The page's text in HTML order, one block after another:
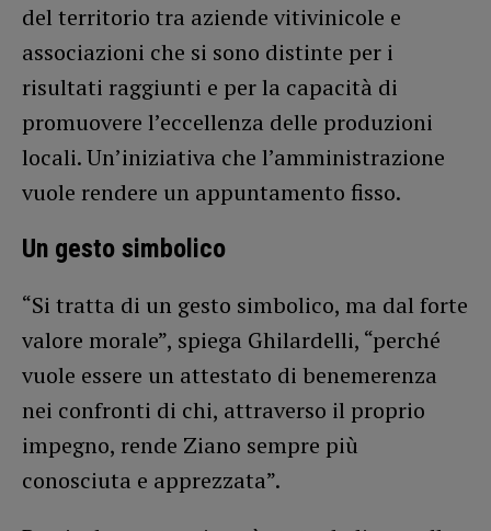
del territorio tra aziende vitivinicole e
associazioni che si sono distinte per i
risultati raggiunti e per la capacità di
promuovere l’eccellenza delle produzioni
locali. Un’iniziativa che l’amministrazione
vuole rendere un appuntamento fisso.
Un gesto simbolico
“Si tratta di un gesto simbolico, ma dal forte
valore morale”, spiega Ghilardelli, “perché
vuole essere un attestato di benemerenza
nei confronti di chi, attraverso il proprio
impegno, rende Ziano sempre più
conosciuta e apprezzata”.